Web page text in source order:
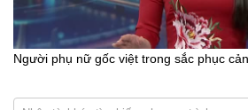
Người phụ nữ gốc việt trong sắc phục